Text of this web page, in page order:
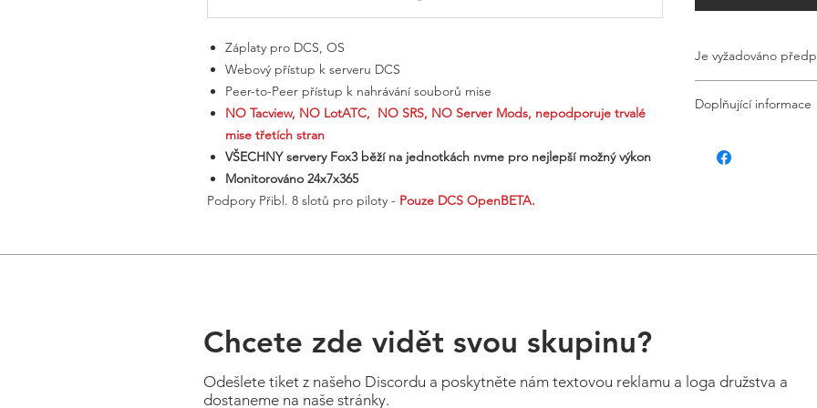
Záplaty pro DCS, OS
Webový přístup k serveru DCS
Peer-to-Peer přístup k nahrávání souborů mise
NO Tacview, NO LotATC, NO SRS, NO Server Mods, nepodporuje trvalé
mise třetích stran
VŠECHNY servery Fox3 běží na jednotkách nvme pro nejlepší možný výkon
Monitorováno 24x7x365
​Podpory Přibl. 8 slotů pro piloty - Pouze DCS OpenBETA.
Je vyžadováno
vaše platba nezdaří,
automaticky
136bad5cf58d_
Doplňující informace
serverech používat
třetích stran, které
Chcete zde vidět svou skupinu?
Odešlete tiket z našeho Discordu a poskytněte nám textovou reklamu a loga družstva a
dostaneme na naše stránky.